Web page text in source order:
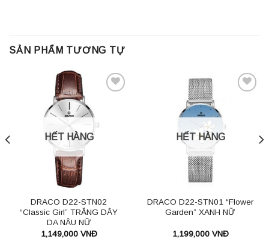
SẢN PHẨM TƯƠNG TỰ
HẾT HÀNG
DRACO D22-STN02
“Classic Girl” TRẮNG DÂY
DA NÂU NỮ
1,149,000VNĐ
HẾT HÀNG
DRACO D22-STN01 “Flower
Garden” XANH NỮ
1,199,000VNĐ